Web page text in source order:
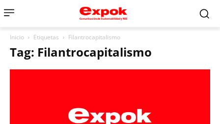
Inicio Etiquetas Filantrocapitalismo
Tag: Filantrocapitalismo